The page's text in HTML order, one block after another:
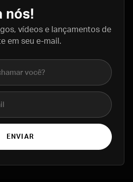
nós!
vídeos e lançamentos de
em seu e-mail.
ENVIAR